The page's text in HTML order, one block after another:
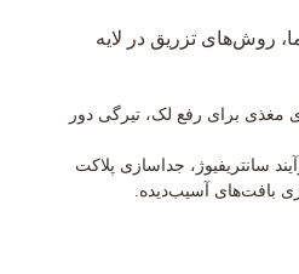
روش‌های تزریق در لایه
مغذی برای رفع لک، تیرگی دور
سانتریفیوژ، جداسازی پلاکت
بافت‌های آسیب‌دیده.